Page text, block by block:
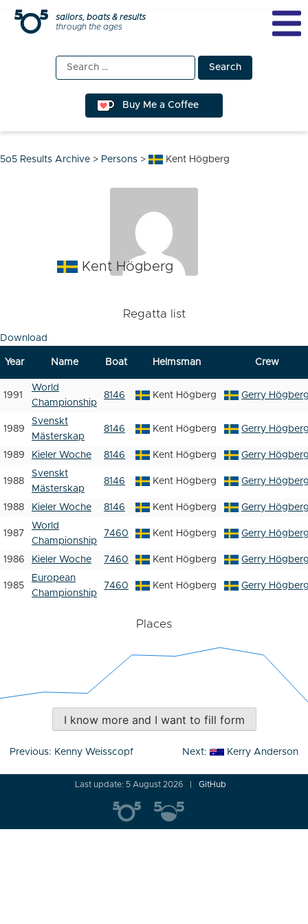
Skip
sailors, boats & results
through the ages
Search
for:
Buy Me a Coffee
5o5 Results Archive > Persons > Kent Högberg
Kent Högberg
Regatta list
Download
Year Name Boat Helmsman Crew
1991
World
Championship
8146 Kent Högberg Gerry
1989
Svenskt
Mästerskap
8146 Kent Högberg Gerry
1989 Kieler Woche 8146 Kent Högberg Gerry
1988
Svenskt
Mästerskap
8146 Kent Högberg Gerry
1988 Kieler Woche 8146 Kent Högberg Gerry
1987
World
Championship
7460 Kent Högberg Gerry
1986 Kieler Woche 7460 Kent Högberg Gerry
1985
European
Championship
7460 Kent Högberg Gerry
Places
I know more and I want to fill form
Post
Previous: Kenny Weisscopf Next: Kerry Anderson
Last update: 5 August 2026 GitHub